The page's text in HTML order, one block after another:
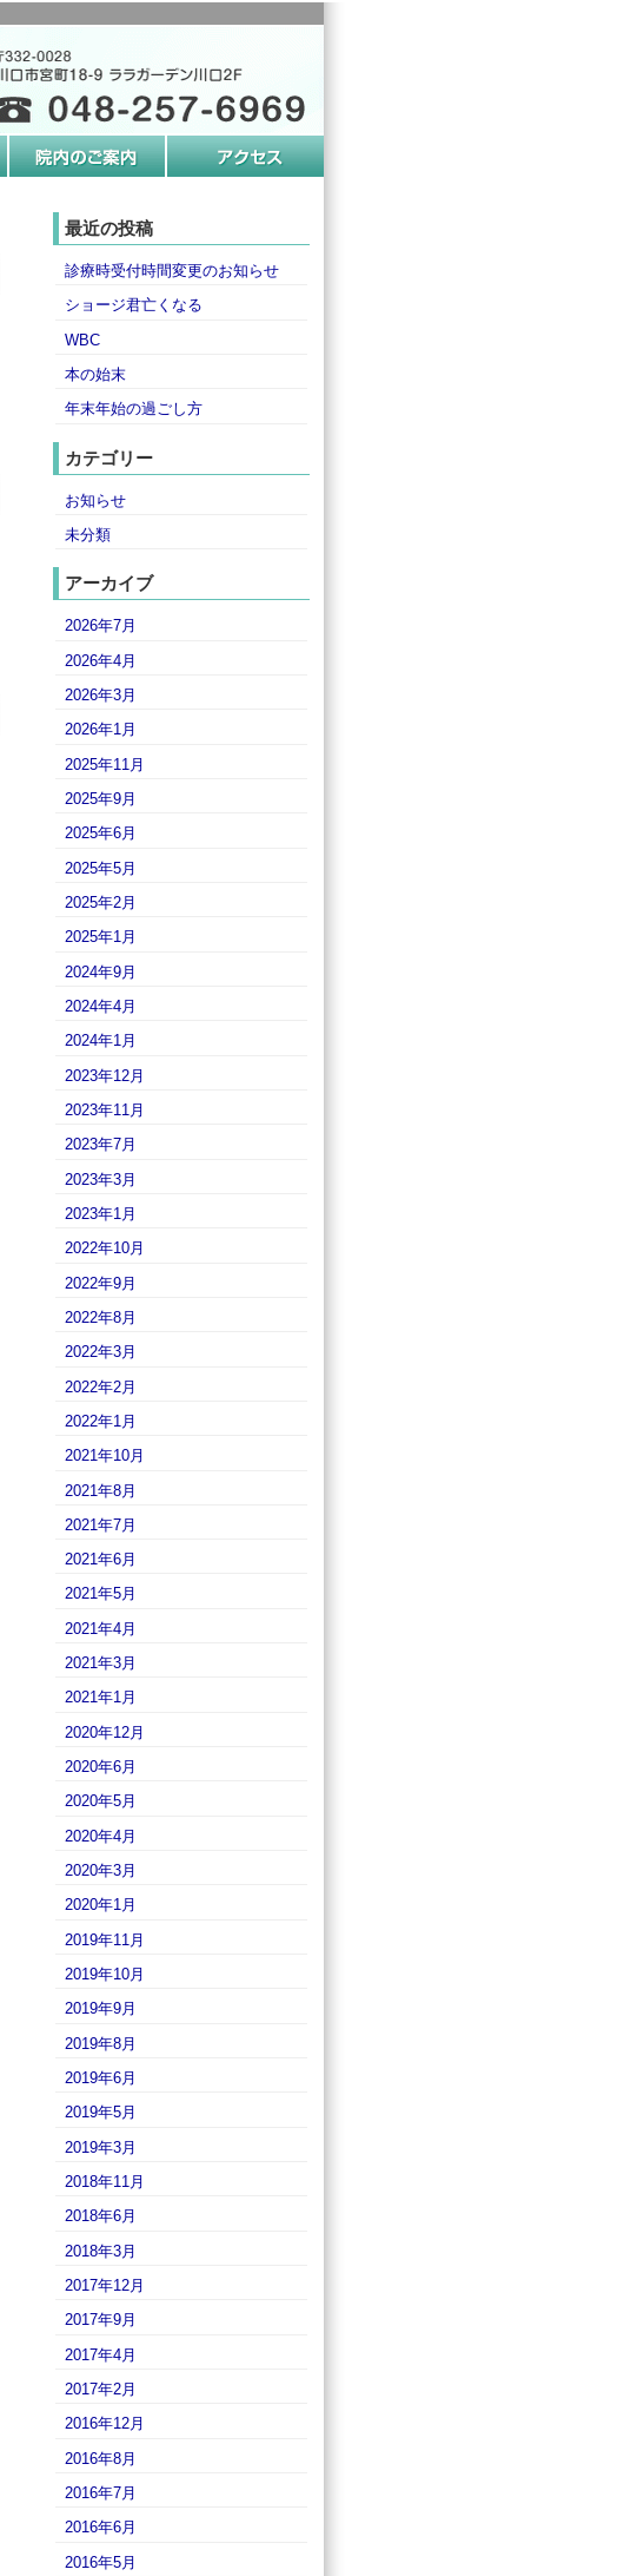
最近の投稿
診療時受付時間変更のお知らせ
ショージ君亡くなる
WBC
本の始末
年末年始の過ごし方
カテゴリー
お知らせ
未分類
アーカイブ
2026年7月
2026年4月
2026年3月
2026年1月
2025年11月
2025年9月
2025年6月
2025年5月
2025年2月
2025年1月
2024年9月
2024年4月
2024年1月
2023年12月
2023年11月
2023年7月
2023年3月
2023年1月
2022年10月
2022年9月
2022年8月
2022年3月
2022年2月
2022年1月
2021年10月
2021年8月
2021年7月
2021年6月
2021年5月
2021年4月
2021年3月
2021年1月
2020年12月
2020年6月
2020年5月
2020年4月
2020年3月
2020年1月
2019年11月
2019年10月
2019年9月
2019年8月
2019年6月
2019年5月
2019年3月
2018年11月
2018年6月
2018年3月
2017年12月
2017年9月
2017年4月
2017年2月
2016年12月
2016年8月
2016年7月
2016年6月
2016年5月